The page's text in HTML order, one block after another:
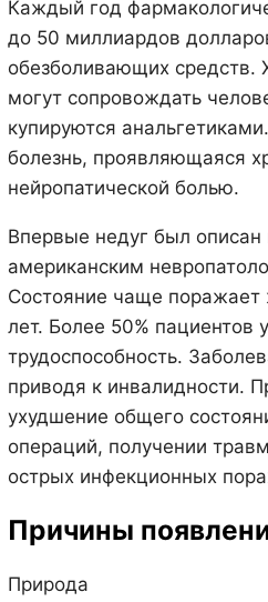
Каждый год
до 50 миллиардов
обезболивающих средств.
могут сопровождать
купируются
болезнь, проявляющаяся
нейропатической болью.
Впервые недуг был описан
американским
Состояние чаще
лет. Более 50% пациентов
трудоспособность.
приводя к инвалидности.
ухудшение общего
операций, получении
острых инфекционных
Причины
Природа